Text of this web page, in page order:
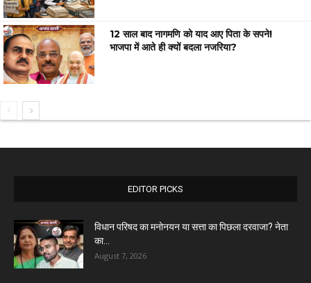
12 साल बाद नागमणि को याद आए पिता के सपने!
भाजपा में आते ही क्यों बदला नजरिया?
EDITOR PICKS
विधान परिषद का मनोनयन या सत्ता का पिछला दरवाजा? नेता
का...
August 7, 2026